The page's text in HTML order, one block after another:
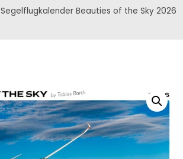
Segelflugkalender Beauties of the Sky 2026